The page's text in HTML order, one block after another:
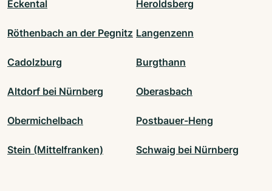
Eckental Heroldsberg
Röthenbach an der Pegnitz Langenzenn
Cadolzburg Burgthann
Altdorf bei Nürnberg Oberasbach
Obermichelbach Postbauer-Heng
Stein (Mittelfranken) Schwaig bei Nürnberg